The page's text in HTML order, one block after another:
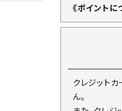
《ポイントに
クレジット
ん。